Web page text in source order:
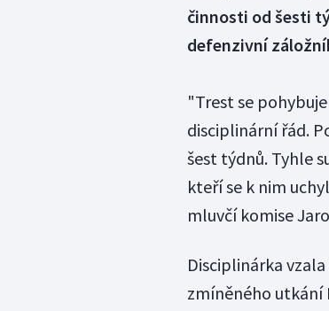
činnosti od šesti
defenzivní
"Trest se
disciplinární řád.
šest týdnů. Tyhle
kteří se k nim
mluvčí komise
Disciplinárka
zmíněného utkání